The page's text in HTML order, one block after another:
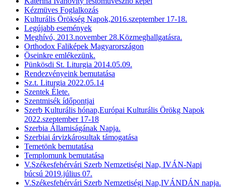
Kézmüves Foglalkozás
Kulturális Örökség Napok,2016.szeptember 17-18.
Legújabb események
Meghívó, 2013.november 28.Közmeghallgatásra.
Orthodox Faliképek Magyarországon
Öseinkre emlékezünk.
Pünkösdi St. Liturgia 2014.05.09.
Rendezvényeink bemutatása
Sz.t. Liturgia 2022.05.14
Szentek Élete.
Szentmisék ídőpontjai
Szerb Kulturális hónap,Európai Kulturális Örökg Napok
2022.szeptember 17-18
Szerbia Államiságának Napja.
Szerbiai árvizkárosultak támogatása
Temetönk bemutatása
Templomunk bemutatása
V.Székesfehérvári Szerb Nemzetiségi Nap, IVÁN-Napi
búcsú 2019.július 07.
V.Székesfehérvári Szerb Nemzetiségi Nap,IVÁNDÁN napja.